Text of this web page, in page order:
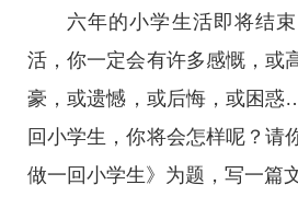
六年的小学生活即将结
活，你一定会有许多感慨，或
豪，或遗憾，或后悔，或困
回小学生，你将会怎样呢？请
做一回小学生》为题，写一篇